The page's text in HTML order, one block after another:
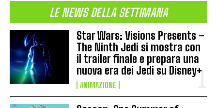
LE NEWS DELLA SETTIMANA
Star Wars: Visions Presents –
The Ninth Jedi si mostra con
il trailer finale e prepara una
nuova era dei Jedi su Disney+
ANIMAZIONE